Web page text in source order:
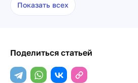
Показать всех
Поделиться статьей